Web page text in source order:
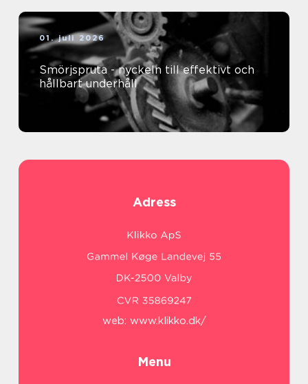
01. juli 2026
Smörjspruta - nyckeln till effektivt och
hållbart underhåll
Adress
web: www.klikko.dk/
Menu